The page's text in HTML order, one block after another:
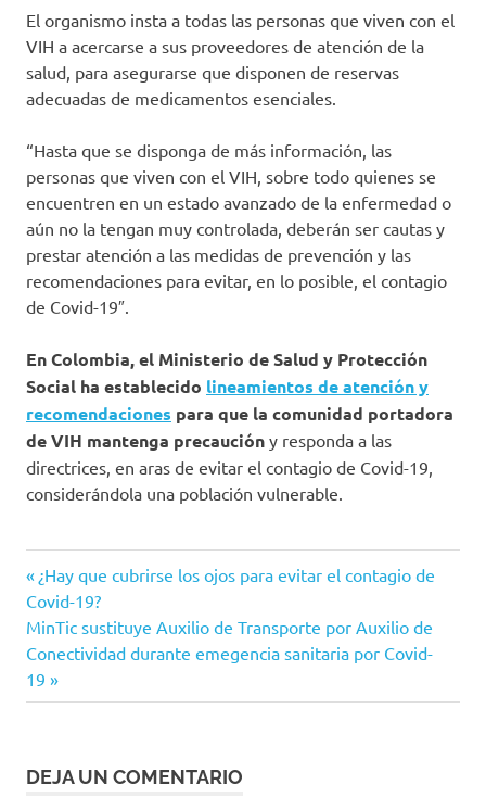
El organismo insta a todas las personas que viven con el
VIH a acercarse a sus proveedores de atención de la
salud, para asegurarse que disponen de reservas
adecuadas de medicamentos esenciales.
“Hasta que se disponga de más información, las
personas que viven con el VIH, sobre todo quienes se
encuentren en un estado avanzado de la enfermedad o
aún no la tengan muy controlada, deberán ser cautas y
prestar atención a las medidas de prevención y las
recomendaciones para evitar, en lo posible, el contagio
de Covid-19″.
En Colombia, el Ministerio de Salud y Protección
Social ha establecido lineamientos de atención y
recomendaciones para que la comunidad portadora
de VIH mantenga precaución y responda a las
directrices, en aras de evitar el contagio de Covid-19,
considerándola una población vulnerable.
Coronavirus
COVID-
19
Descubrimiento
Semejanzas
Navegación
de
entradas
Entrada
anterior:
¿Hay que cubrirse los ojos para evitar el contagio de
Covid-19?
Siguiente
entrada:
MinTic sustituye Auxilio de Transporte por Auxilio de
Conectividad durante emegencia sanitaria por Covid-
19
DEJA UN COMENTARIO